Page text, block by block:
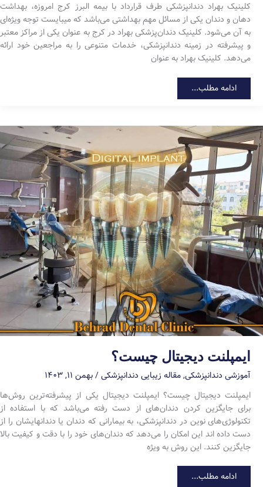
کلینیک بهراد دندانپزشکی طرف قرارداد با بیمه البرز کرج امروزه، بهداشت
دهان و دندان یکی از مسائل مهم بهداشتی می‌باشد که میبایست توجه ویژه‌ای
به آن می‌شود. کلینیک دندان‌پزشکی بهراد در کرج به عنوان یکی از مراکز معتبر
و پیشرفته در زمینه دندانپزشکی، خدمات متنوعی را به مراجعین خود ارائه
می‌دهد. کلینیک بهراد به عنوان
دندانپزشکی
طرف
قرارداد
البرز
کرج
ادامه مطلب...
ایمپلنت دیجیتال چیست؟
آموزشی دندانپزشکی,مقاله زیبایی دندانپزشکی/بهمن ۱۱, ۱۴۰۳
ایمپلنت دیجیتال چیست؟ ایمپلنت دیجیتال یکی از پیشرفته‌ترین روش‌ها
برای جایگزین کردن دندان‌های از دست رفته می‌باشد که با استفاده از
تکنولوژی‌های نوین در دندانپزشکی، به بیمارانی که دندان یا دندانهایشان را از
دست داده اند این امکان را می‌دهد که دندان‌های خود را با دقت و کیفیت بالا
جایگزین کنند. این روش به ویژه
ایمپلنت
ادامه مطلب...